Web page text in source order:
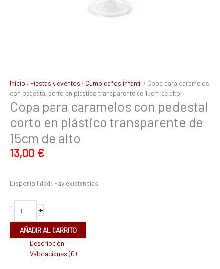
Inicio / Fiestas y eventos / Cumpleaños infantil / Copa para caramelos
con pedestal corto en plástico transparente de 15cm de alto
Copa para caramelos con pedestal
corto en plástico transparente de
15cm de alto
13,00 €
Disponibilidad: Hay existencias
- +
AÑADIR AL CARRITO
Descripción
Valoraciones (0)